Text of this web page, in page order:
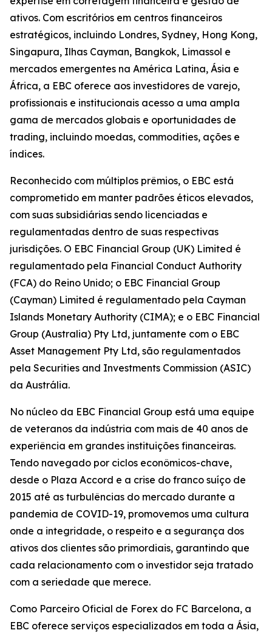
ativos. Com escritórios em centros financeiros
estratégicos, incluindo Londres, Sydney, Hong Kong,
Singapura, Ilhas Cayman, Bangkok, Limassol e
mercados emergentes na América Latina, Ásia e
África, a EBC oferece aos investidores de varejo,
profissionais e institucionais acesso a uma ampla
gama de mercados globais e oportunidades de
trading, incluindo moedas, commodities, ações e
índices.
Reconhecido com múltiplos prêmios, o EBC está
comprometido em manter padrões éticos elevados,
com suas subsidiárias sendo licenciadas e
regulamentadas dentro de suas respectivas
jurisdições. O EBC Financial Group (UK) Limited é
regulamentado pela Financial Conduct Authority
(FCA) do Reino Unido; o EBC Financial Group
(Cayman) Limited é regulamentado pela Cayman
Islands Monetary Authority (CIMA); e o EBC Financial
Group (Australia) Pty Ltd, juntamente com o EBC
Asset Management Pty Ltd, são regulamentados
pela Securities and Investments Commission (ASIC)
da Austrália.
No núcleo da EBC Financial Group está uma equipe
de veteranos da indústria com mais de 40 anos de
experiência em grandes instituições financeiras.
Tendo navegado por ciclos econômicos-chave,
desde o Plaza Accord e a crise do franco suíço de
2015 até as turbulências do mercado durante a
pandemia de COVID-19, promovemos uma cultura
onde a integridade, o respeito e a segurança dos
ativos dos clientes são primordiais, garantindo que
cada relacionamento com o investidor seja tratado
com a seriedade que merece.
Como Parceiro Oficial de Forex do FC Barcelona, a
EBC oferece serviços especializados em toda a Ásia,